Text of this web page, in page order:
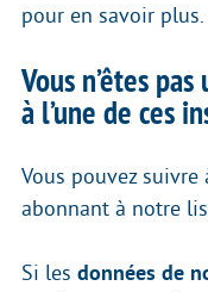
pour en savoir plus.
Vous n’êtes
à l’une de ces
Vous pouvez suivre
abonnant à notre
Si les données de